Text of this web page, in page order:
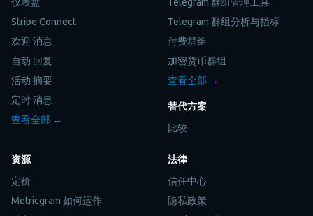
Stripe Connect
欢迎 消息
自动 回复
活动 摘要
定时 消息
查看全部 →
Telegram 群组分析与指标
付费群组
加密货币群组
查看全部 →
替代方案
比较
资源
定价
Metricgram 如何运作
法律
信任中心
隐私政策